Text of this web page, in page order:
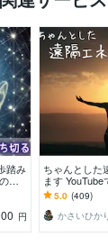
踏み
ト
ォ
円
ちゃんとした
ます YouTube
コロの悩みを
5.0 (409)
かさいひか